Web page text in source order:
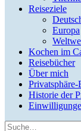
Reiseziele
Europa
Kochen im
Reisebücher
Über mich
Privatsphäre-
Historie der
Suche